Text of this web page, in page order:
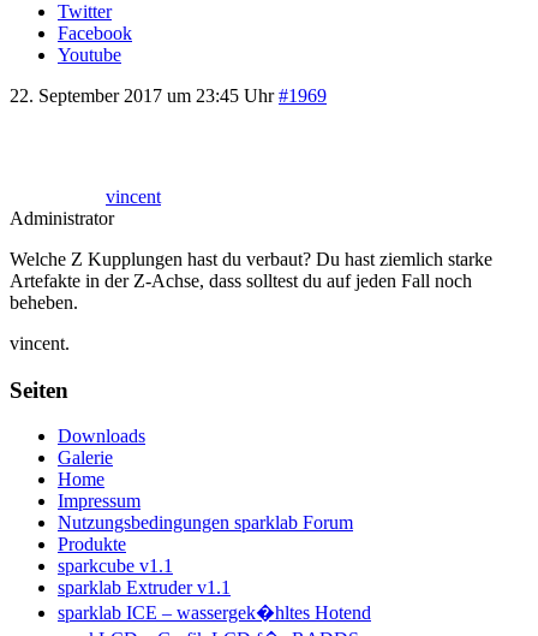
Twitter
Facebook
Youtube
22. September 2017 um 23:45 Uhr #1969
vincent
Administrator
Welche Z Kupplungen hast du verbaut? Du hast ziemlich starke
Artefakte in der Z-Achse, dass solltest du auf jeden Fall noch
beheben.
vincent.
Seiten
Downloads
Galerie
Home
Impressum
Nutzungsbedingungen sparklab Forum
Produkte
sparkcube v1.1
sparklab Extruder v1.1
sparklab ICE – wassergek�hltes Hotend